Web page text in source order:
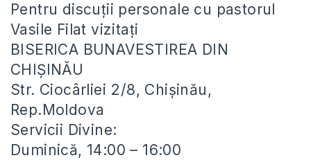
Pentru discuții personale cu pastorul
Vasile Filat vizitați
BISERICA BUNAVESTIREA DIN
CHIȘINĂU
Str. Ciocârliei 2/8, Chișinău,
Rep.Moldova
Servicii Divine:
Duminică, 14:00 – 16:00